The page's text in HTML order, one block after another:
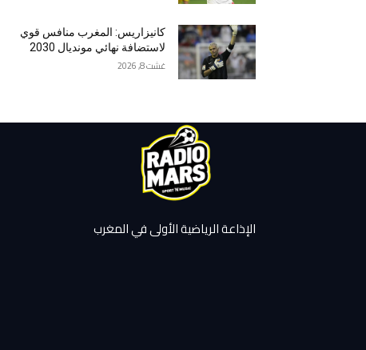
كانيزاريس: المغرب منافس قوي
لاستضافة نهائي مونديال 2030
غشت 8, 2026
الإذاعة الرياضية الأولى في المغرب